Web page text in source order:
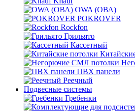
OWA (ОВА)
POKROVER
Rockfon
Грильято
Кассетный
ПВХ панели
Реечный
Подвесные системы
Гребенки